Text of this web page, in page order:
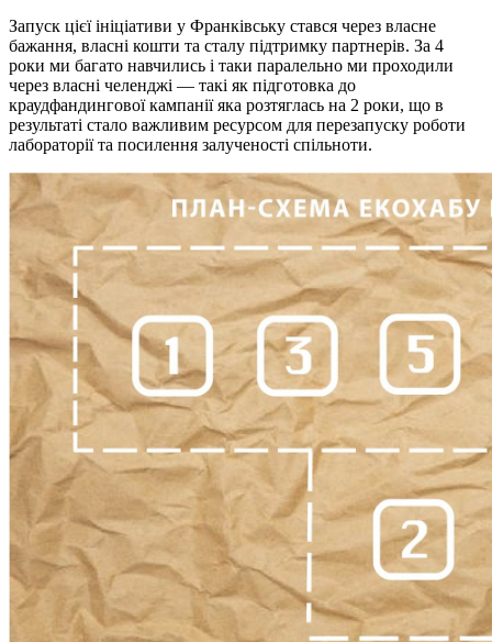
Запуск цієї ініціативи у Франківську стався через власне
бажання, власні кошти та сталу підтримку партнерів. За 4
роки ми багато навчились і таки паралельно ми проходили
через власні челенджі — такі як підготовка до
краудфандингової кампанії яка розтяглась на 2 роки, що в
результаті стало важливим ресурсом для перезапуску роботи
лабораторії та посилення залученості спільноти.